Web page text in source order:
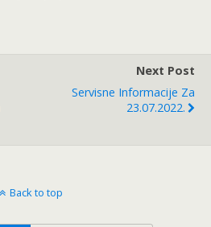
Next Post
Servisne Informacije Za
23.07.2022.
Back to top